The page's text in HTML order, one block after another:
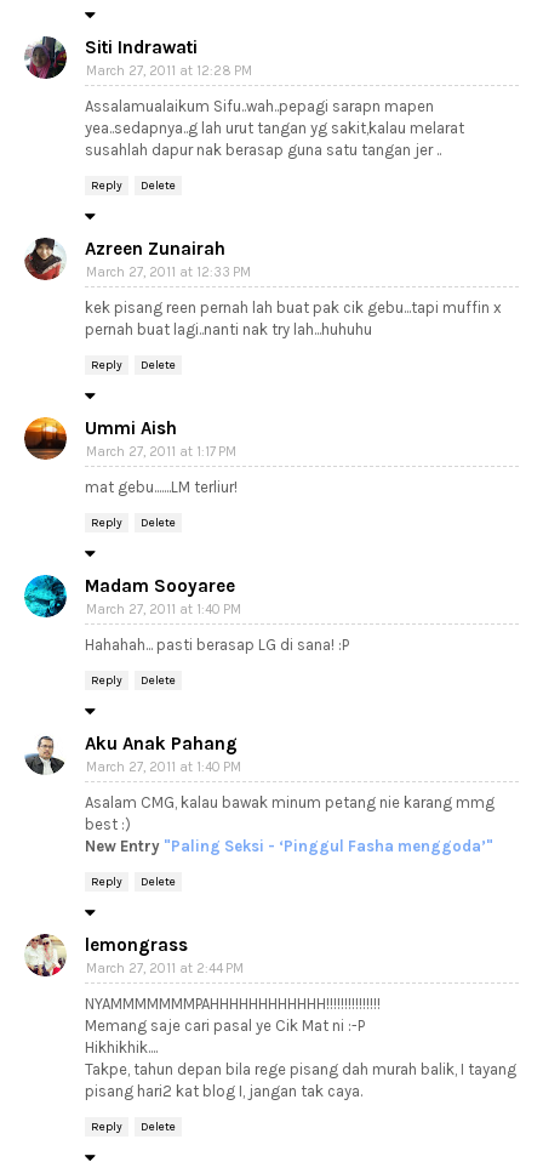
Siti Indrawati
March 27, 2011 at 12:28 PM
Assalamualaikum Sifu..wah..pepagi sarapn mapen
yea..sedapnya..g lah urut tangan yg sakit,kalau melarat
susahlah dapur nak berasap guna satu tangan jer ..
Reply Delete
Azreen Zunairah
March 27, 2011 at 12:33 PM
kek pisang reen pernah lah buat pak cik gebu...tapi muffin x
pernah buat lagi..nanti nak try lah...huhuhu
Reply Delete
Ummi Aish
March 27, 2011 at 1:17 PM
mat gebu.......LM terliur!
Reply Delete
Madam Sooyaree
March 27, 2011 at 1:40 PM
Hahahah... pasti berasap LG di sana! :P
Reply Delete
Aku Anak Pahang
March 27, 2011 at 1:40 PM
Asalam CMG, kalau bawak minum petang nie karang mmg
best :)
New Entry "Paling Seksi - ‘Pinggul Fasha menggoda’"
Reply Delete
lemongrass
March 27, 2011 at 2:44 PM
NYAMMMMMMMPAHHHHHHHHHHHH!!!!!!!!!!!!!!!
Memang saje cari pasal ye Cik Mat ni :-P
Hikhikhik....
Takpe, tahun depan bila rege pisang dah murah balik, I tayang
pisang hari2 kat blog I, jangan tak caya.
Reply Delete